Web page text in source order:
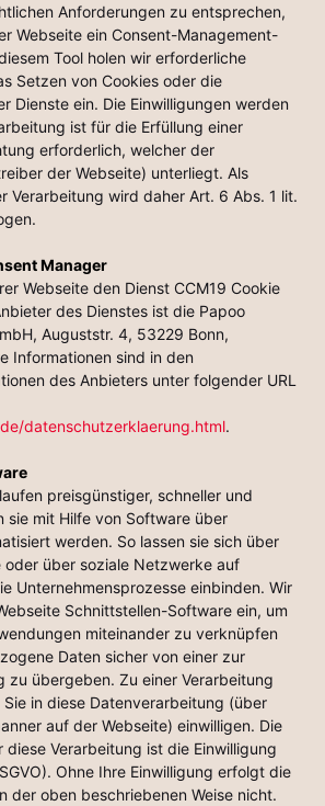
Anforderungen zu entsprechen,
Webseite ein Consent-Management-
Tool holen wir erforderliche
Setzen von Cookies oder die
Dienste ein. Die Einwilligungen werden
ist für die Erfüllung einer
erforderlich, welcher der
der Webseite) unterliegt. Als
Verarbeitung wird daher Art. 6 Abs. 1 lit.
Manager
Webseite den Dienst CCM19 Cookie
des Dienstes ist die Papoo
Auguststr. 4, 53229 Bonn,
Informationen sind in den
des Anbieters unter folgender URL
datenschutzerklaerung.html.
preisgünstiger, schneller und
sie mit Hilfe von Software über
werden. So lassen sie sich über
oder über soziale Netzwerke auf
Unternehmensprozesse einbinden. Wir
Schnittstellen-Software ein, um
miteinander zu verknüpfen
Daten sicher von einer zur
zu übergeben. Zu einer Verarbeitung
in diese Datenverarbeitung (über
auf der Webseite) einwilligen. Die
Verarbeitung ist die Einwilligung
Ohne Ihre Einwilligung erfolgt die
der oben beschriebenen Weise nicht.